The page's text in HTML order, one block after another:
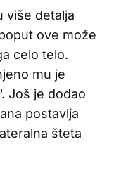
više detalja
ove može
celo telo.
mu je
Još je dodao
postavlja
šteta